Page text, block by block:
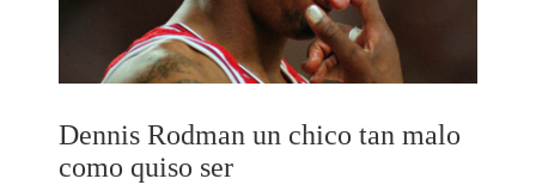
Dennis Rodman un chico tan malo
como quiso ser